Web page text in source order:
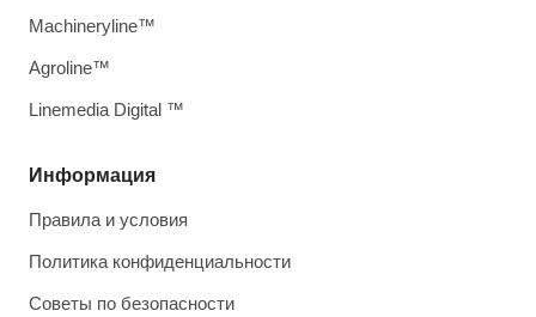
Информация
Правила и условия
Политика конфиденциальности
Советы по безопасности
Machineryline™
Agroline™
Linemedia Digital ™